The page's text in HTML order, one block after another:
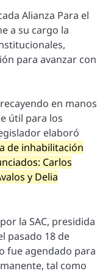
Alianza Para el
a su cargo la
para avanzar con
en manos
útil para los
elaboró
de inhabilitación
Carlos
y Delia
la SAC, presidida
pasado 18 de
fue agendado para
tal como